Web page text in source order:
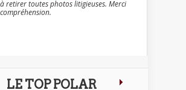
retirer toutes photos litigieuses. Merci
LE TOP POLAR